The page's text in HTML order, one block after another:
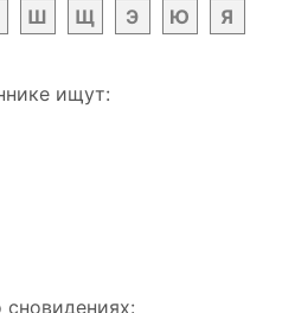
Ш Щ Э Ю Я
ищут:
сновидениях: